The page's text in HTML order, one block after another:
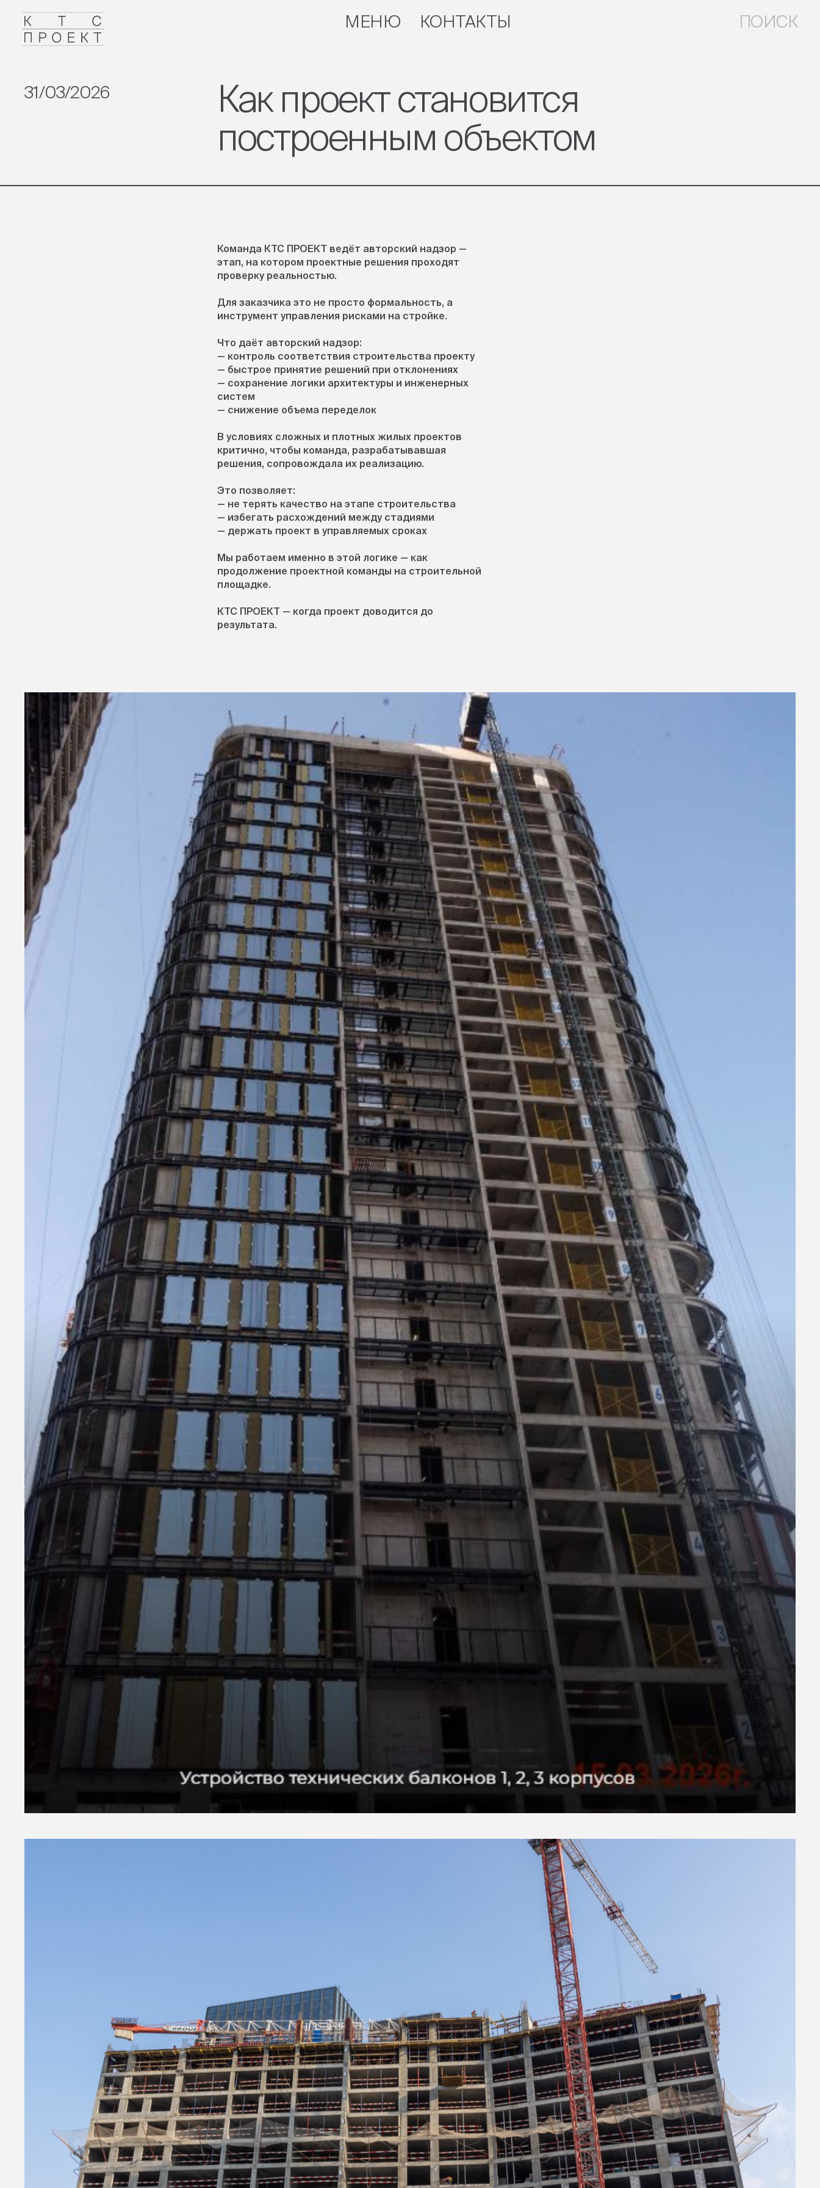
МЕНЮ
КОНТАКТЫ ПОИСК
31/03/2026
Как проект становится
построенным объектом
Команда КТС ПРОЕКТ ведёт авторский надзор —
этап, на котором проектные решения проходят
проверку реальностью.
Для заказчика это не просто формальность, а
инструмент управления рисками на стройке.
Что даёт авторский надзор:
— контроль соответствия строительства проекту
— быстрое принятие решений при отклонениях
— сохранение логики архитектуры и инженерных
систем
— снижение объема переделок
В условиях сложных и плотных жилых проектов
критично, чтобы команда, разрабатывавшая
решения, сопровождала их реализацию.
Это позволяет:
— не терять качество на этапе строительства
— избегать расхождений между стадиями
— держать проект в управляемых сроках
Мы работаем именно в этой логике — как
продолжение проектной команды на строительной
площадке.
КТС ПРОЕКТ — когда проект доводится до
результата.